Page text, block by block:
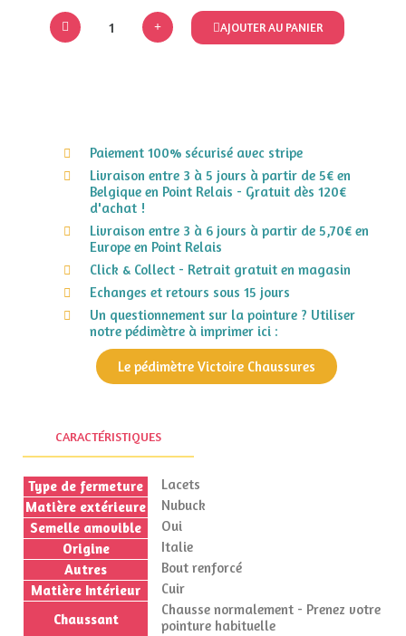
AJOUTER AU PANIER
Paiement 100% sécurisé avec stripe
Livraison entre 3 à 5 jours à partir de 5€ en
Belgique en Point Relais - Gratuit dès 120€
d'achat !
Livraison entre 3 à 6 jours à partir de 5,70€ en
Europe en Point Relais
Click & Collect - Retrait gratuit en magasin
Echanges et retours sous 15 jours
Un questionnement sur la pointure ? Utiliser
notre pédimètre à imprimer ici :
Le pédimètre Victoire Chaussures
CARACTÉRISTIQUES
Type de fermeture
Lacets
Matière extérieure
Nubuck
Semelle amovible
Oui
Origine
Italie
Autres
Bout renforcé
Matière Intérieur
Cuir
Chaussant
Chausse normalement - Prenez votre
pointure habituelle